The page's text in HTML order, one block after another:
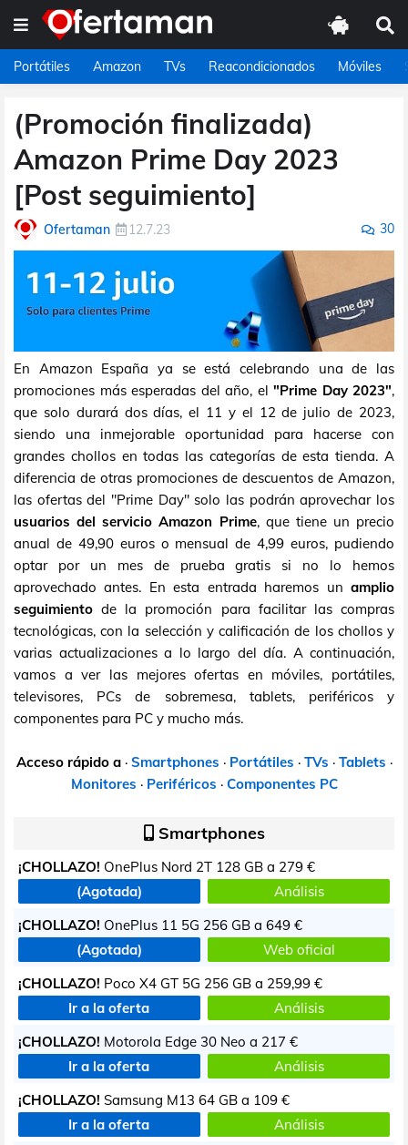
Portátiles Amazon TVs Reacondicionados Móviles
(Promoción finalizada)
Amazon Prime Day 2023
[Post seguimiento]
Ofertaman 12.7.23 30
En Amazon España ya se está celebrando una de las
promociones más esperadas del año, el "Prime Day 2023",
que solo durará dos días, el 11 y el 12 de julio de 2023,
siendo una inmejorable oportunidad para hacerse con
grandes chollos en todas las categorías de esta tienda. A
diferencia de otras promociones de descuentos de Amazon,
las ofertas del "Prime Day" solo las podrán aprovechar los
usuarios del servicio Amazon Prime, que tiene un precio
anual de 49,90 euros o mensual de 4,99 euros, pudiendo
optar por un mes de prueba gratis si no lo hemos
aprovechado antes. En esta entrada haremos un amplio
seguimiento de la promoción para facilitar las compras
tecnológicas, con la selección y calificación de los chollos y
varias actualizaciones a lo largo del día. A continuación,
vamos a ver las mejores ofertas en móviles, portátiles,
televisores, PCs de sobremesa, tablets, periféricos y
componentes para PC y mucho más.
Acceso rápido a· Smartphones · Portátiles · TVs · Tablets ·
Monitores · Periféricos · Componentes PC
Smartphones
¡CHOLLAZO! OnePlus Nord 2T 128 GB a 279 €
(Agotada)
Análisis
¡CHOLLAZO! OnePlus 11 5G 256 GB a 649 €
(Agotada)
Web oficial
¡CHOLLAZO! Poco X4 GT 5G 256 GB a 259,99 €
Ir a la oferta
Análisis
¡CHOLLAZO! Motorola Edge 30 Neo a 217 €
Ir a la oferta
Análisis
¡CHOLLAZO! Samsung M13 64 GB a 109 €
Ir a la oferta
Análisis